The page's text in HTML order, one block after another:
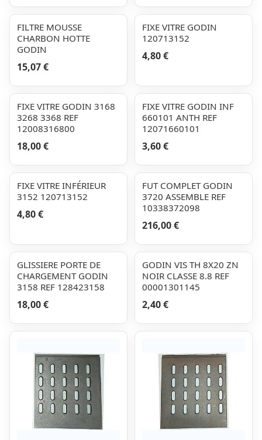
FILTRE MOUSSE
CHARBON HOTTE
GODIN
15,07 €
FIXE VITRE GODIN
120713152
4,80 €
FIXE VITRE GODIN 3168
3268 3368 REF
12008316800
18,00 €
FIXE VITRE GODIN INF
660101 ANTH REF
12071660101
3,60 €
FIXE VITRE INFÉRIEUR
3152 120713152
4,80 €
FUT COMPLET GODIN
3720 ASSEMBLE REF
10338372098
216,00 €
GLISSIERE PORTE DE
CHARGEMENT GODIN
3158 REF 128423158
18,00 €
GODIN VIS TH 8X20 ZN
NOIR CLASSE 8.8 REF
00001301145
2,40 €